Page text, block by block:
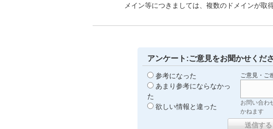
メイン等につきましては、複数のドメインが取
アンケート:ご意見をお聞かせくだ
参考になった
あまり参考にならなかっ
た
欲しい情報と違った
ご意見・ご
お問い合わ
かねます